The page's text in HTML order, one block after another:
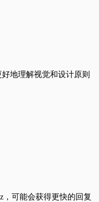
地理解视觉和设计原则
，可能会获得更快的回复